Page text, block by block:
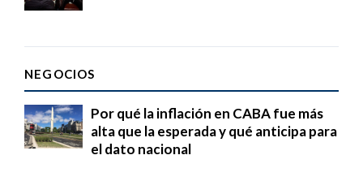
NEGOCIOS
Por qué la inflación en CABA fue más
alta que la esperada y qué anticipa para
el dato nacional